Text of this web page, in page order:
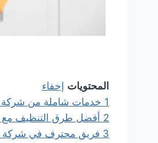
المحتويات إخفاء
1 خدمات شاملة من
2 أفضل طرق التنظيف
3 فريق محترف في شركة